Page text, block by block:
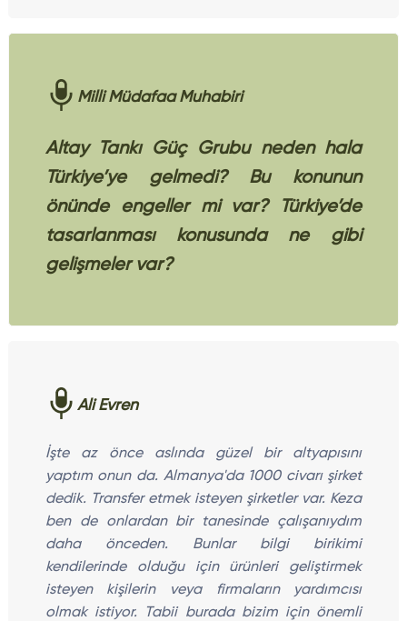
Milli Müdafaa Muhabiri
Altay Tankı Güç Grubu neden hala
Türkiye’ye gelmedi? Bu konunun
önünde engeller mi var? Türkiye’de
tasarlanması konusunda ne gibi
gelişmeler var?
Ali Evren
İşte az önce aslında güzel bir altyapısını
yaptım onun da. Almanya'da 1000 civarı şirket
dedik. Transfer etmek isteyen şirketler var. Keza
ben de onlardan bir tanesinde çalışanıydım
daha önceden. Bunlar bilgi birikimi
kendilerinde olduğu için ürünleri geliştirmek
isteyen kişilerin veya firmaların yardımcısı
olmak istiyor. Tabii burada bizim için önemli